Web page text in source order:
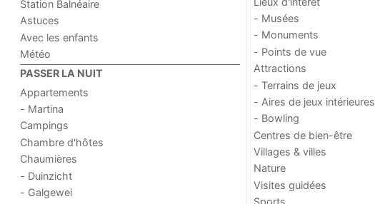
Station Balnéaire
Astuces
Avec les enfants
Météo
PASSER LA NUIT
Appartements
- Martina
Campings
Chambre d'hôtes
Chaumières
- Duinzicht
- Galgewei
- Musées
- Monuments
- Points de vue
Attractions
- Terrains de jeux
- Aires de jeux intérieures
- Bowling
Centres de bien-être
Villages & villes
Nature
Visites guidées